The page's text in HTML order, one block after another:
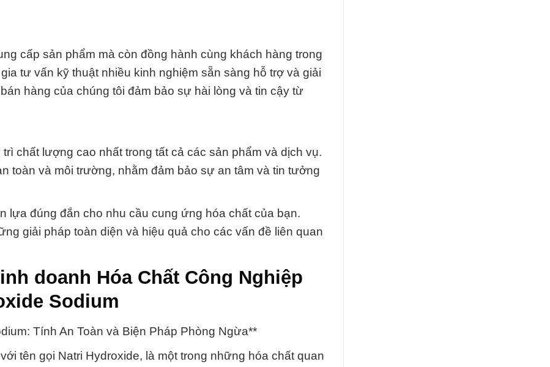
cấp sản phẩm mà còn đồng hành cùng khách hàng trong
tư vấn kỹ thuật nhiều kinh nghiệm sẵn sàng hỗ trợ và giải
hàng của chúng tôi đảm bảo sự hài lòng và tin cậy từ
chất lượng cao nhất trong tất cả các sản phẩm và dịch vụ.
toàn và môi trường, nhằm đảm bảo sự an tâm và tin tưởng
lựa đúng đắn cho nhu cầu cung ứng hóa chất của bạn.
giải pháp toàn diện và hiệu quả cho các vấn đề liên quan
doanh Hóa Chất Công Nghiệp
Sodium
Tính An Toàn và Biện Pháp Phòng Ngừa**
tên gọi Natri Hydroxide, là một trong những hóa chất quan